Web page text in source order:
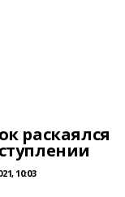
раскаялся
10:03